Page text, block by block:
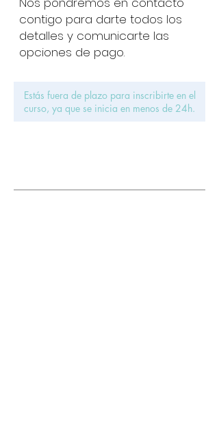
contigo para darte todos los
detalles y comunicarte las
opciones de pago.
Estás fuera de plazo para inscribirte en el
curso, ya que se inicia en menos de 24h.